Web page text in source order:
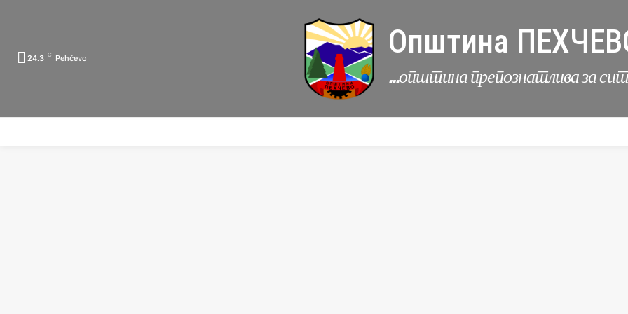
24.3 C Pehčevo Општина
...општина препознатлива за